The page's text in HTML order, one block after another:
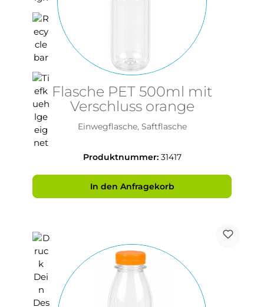
Flasche PET 500ml mit
Verschluss orange
Einwegflasche, Saftflasche
Produktnummer: 31417
In den Anfragekorb